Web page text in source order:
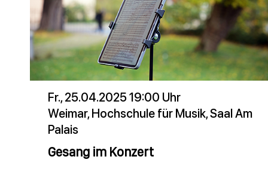
Fr., 25.04.2025 19:00 Uhr
Weimar, Hochschule für Musik, Saal Am
Palais
Gesang im Konzert